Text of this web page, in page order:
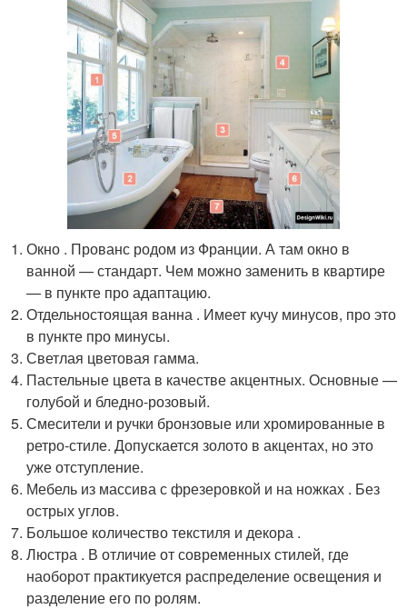
Окно . Прованс родом из Франции. А там окно в
ванной — стандарт. Чем можно заменить в квартире
— в пункте про адаптацию.
Отдельностоящая ванна . Имеет кучу минусов, про это
в пункте про минусы.
Светлая цветовая гамма.
Пастельные цвета в качестве акцентных. Основные —
голубой и бледно-розовый.
Смесители и ручки бронзовые или хромированные в
ретро-стиле. Допускается золото в акцентах, но это
уже отступление.
Мебель из массива с фрезеровкой и на ножках . Без
острых углов.
Большое количество текстиля и декора .
Люстра . В отличие от современных стилей, где
наоборот практикуется распределение освещения и
разделение его по ролям.